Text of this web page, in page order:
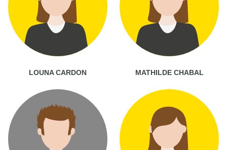
LOUNA CARDON MATHILDE CHABAL